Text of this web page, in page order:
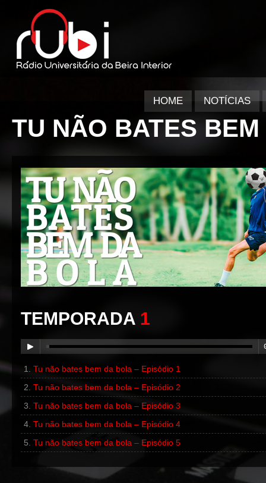
HOME NOTÍCIAS
TU NÃO BATES
TEMPORADA 1
00:00/ 00:00
Tu não bates bem da bola – Episódio 1
Tu não bates bem da bola – Episódio 2
Tu não bates bem da bola – Episódio 3
Tu não bates bem da bola – Episódio 4
Tu não bates bem da bola – Episódio 5